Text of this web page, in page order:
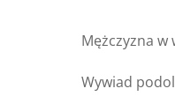
Mężczyzna
Wywiad